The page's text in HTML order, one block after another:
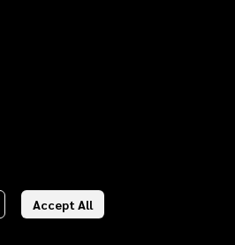
Accept All